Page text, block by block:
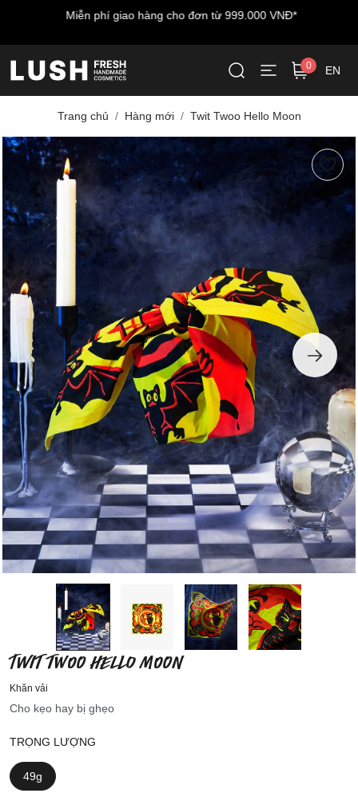
Miễn phí giao hàng cho đơn từ 999.000 VNĐ*
0 EN
Trang chủ Hàng mới Twit Twoo Hello Moon
TWIT TWOO HELLO MOON
Khăn vải
Cho kẹo hay bị ghẹo
TRỌNG LƯỢNG
49g